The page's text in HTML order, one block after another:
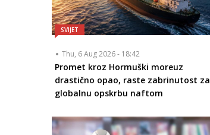
SVIJET
Thu, 6 Aug 2026 - 18:42
Promet kroz Hormuški moreuz
drastično opao, raste zabrinutost za
globalnu opskrbu naftom